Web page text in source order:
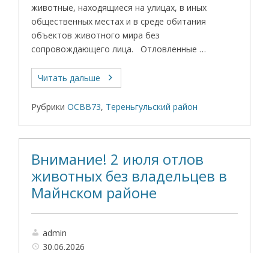
животные, находящиеся на улицах, в иных
общественных местах и в среде обитания
объектов животного мира без
сопровождающего лица. Отловленные …
Читать дальше
Рубрики ОСВВ73, Тереньгульский район
Внимание! 2 июля отлов
животных без владельцев в
Майнском районе
admin
30.06.2026